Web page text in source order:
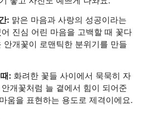
: 맑은 마음과 사랑의 성공이라는
진심 어린 마음을 고백할 때 꽃다
안개꽃이 로맨틱한 분위기를 만들
: 화려한 꽃들 사이에서 묵묵히 자
개꽃처럼 늘 곁에서 힘이 되어준
움을 표현하는 용도로 제격이에요.